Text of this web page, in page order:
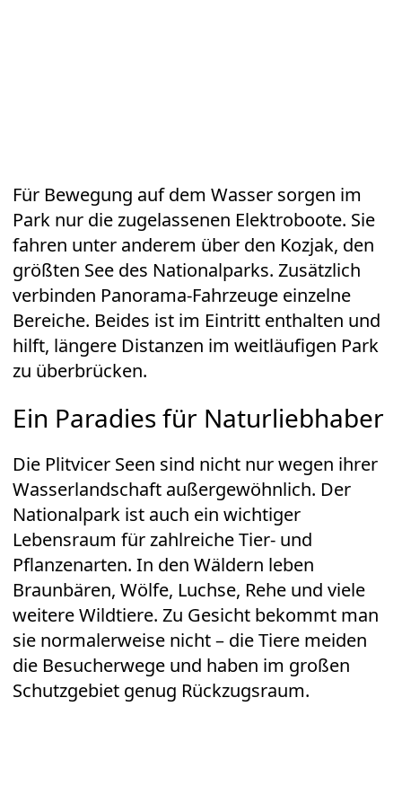
Für Bewegung auf dem Wasser sorgen im
Park nur die zugelassenen Elektroboote. Sie
fahren unter anderem über den Kozjak, den
größten See des Nationalparks. Zusätzlich
verbinden Panorama-Fahrzeuge einzelne
Bereiche. Beides ist im Eintritt enthalten und
hilft, längere Distanzen im weitläufigen Park
zu überbrücken.
Ein Paradies für Naturliebhaber
Die Plitvicer Seen sind nicht nur wegen ihrer
Wasserlandschaft außergewöhnlich. Der
Nationalpark ist auch ein wichtiger
Lebensraum für zahlreiche Tier- und
Pflanzenarten. In den Wäldern leben
Braunbären, Wölfe, Luchse, Rehe und viele
weitere Wildtiere. Zu Gesicht bekommt man
sie normalerweise nicht – die Tiere meiden
die Besucherwege und haben im großen
Schutzgebiet genug Rückzugsraum.